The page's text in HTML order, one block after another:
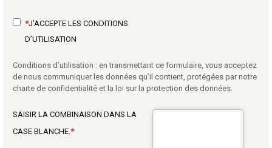
J’ACCEPTE LES CONDITIONS
D’UTILISATION
Conditions d’utilisation : en transmettant ce formulaire, vous acceptez
de nous communiquer les données qu’il contient, protégées par notre
charte de confidentialité et la loi sur la protection des données.
SAISIR LA COMBINAISON DANS LA
CASE BLANCHE.